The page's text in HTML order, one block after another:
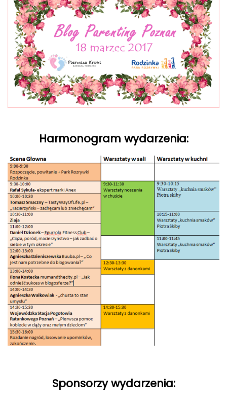
Harmonogram wydarzenia:
Sponsorzy wydarzenia: